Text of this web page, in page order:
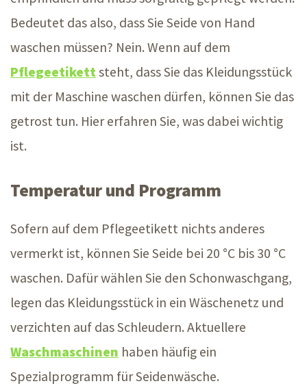
Bedeutet das also, dass Sie Seide von Hand
waschen müssen? Nein. Wenn auf dem
Pflegeetikett steht, dass Sie das Kleidungsstück
mit der Maschine waschen dürfen, können Sie das
getrost tun. Hier erfahren Sie, was dabei wichtig
ist.
Temperatur und Programm
Sofern auf dem Pflegeetikett nichts anderes
vermerkt ist, können Sie Seide bei 20 °C bis 30 °C
waschen. Dafür wählen Sie den Schonwaschgang,
legen das Kleidungsstück in ein Wäschenetz und
verzichten auf das Schleudern. Aktuellere
Waschmaschinen haben häufig ein
Spezialprogramm für Seidenwäsche.